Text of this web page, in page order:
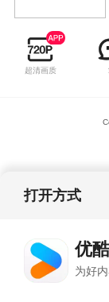
超清画质 1
打开方式
优酷
为好